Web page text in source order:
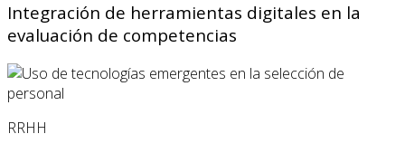
Integración de herramientas digitales en la
evaluación de competencias
RRHH